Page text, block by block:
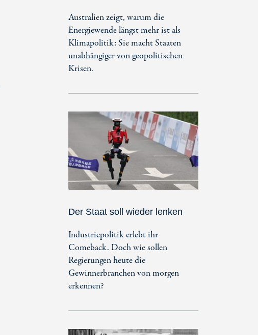
Australien zeigt, warum die
Energiewende längst mehr ist als
Klimapolitik: Sie macht Staaten
unabhängiger von geopolitischen
Krisen.
Der Staat soll wieder lenken
Industriepolitik erlebt ihr
Comeback. Doch wie sollen
Regierungen heute die
Gewinnerbranchen von morgen
erkennen?